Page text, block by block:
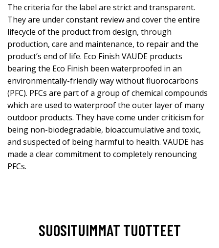
The criteria for the label are strict and transparent.
They are under constant review and cover the entire
lifecycle of the product from design, through
production, care and maintenance, to repair and the
product’s end of life. Eco Finish VAUDE products
bearing the Eco Finish been waterproofed in an
environmentally-friendly way without fluorocarbons
(PFC). PFCs are part of a group of chemical compounds
which are used to waterproof the outer layer of many
outdoor products. They have come under criticism for
being non-biodegradable, bioaccumulative and toxic,
and suspected of being harmful to health. VAUDE has
made a clear commitment to completely renouncing
PFCs.
SUOSITUIMMAT TUOTTEET